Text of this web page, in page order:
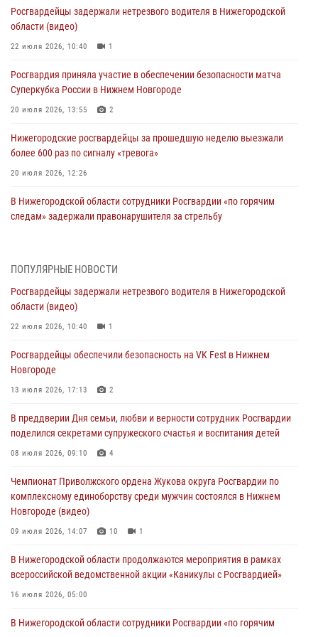
Росгвардейцы задержали нетрезвого водителя в Нижегородской
области (видео)
22 июля 2026, 10:40 1
Росгвардия приняла участие в обеспечении безопасности матча
Суперкубка России в Нижнем Новгороде
20 июля 2026, 13:55 2
Нижегородские росгвардейцы за прошедшую неделю выезжали
более 600 раз по сигналу «тревога»
20 июля 2026, 12:26
В Нижегородской области сотрудники Росгвардии «по горячим
следам» задержали правонарушителя за стрельбу
В Нижегородской области продолжаются мероприятия в рамках
16 июля 2026, 05:00
Росгвардейцы обеспечили безопасность на VK Fest в Нижнем
13 июля 2026, 17:13
Нижегородские росгвардейцы за прошедшую неделю выезжали
13 июля 2026, 06:45
Росгвардейцы предотвратили серию краж в Нижнем Новгороде
ПОПУЛЯРНЫЕ НОВОСТИ
Росгвардейцы задержали нетрезвого водителя в Нижегородской
области (видео)
22 июля 2026, 10:40 1
Росгвардейцы обеспечили безопасность на VK Fest в Нижнем
Новгороде
13 июля 2026, 17:13 2
В преддверии Дня семьи, любви и верности сотрудник Росгвардии
поделился секретами супружеского счастья и воспитания детей
08 июля 2026, 09:10 4
Чемпионат Приволжского ордена Жукова округа Росгвардии по
комплексному единоборству среди мужчин состоялся в Нижнем
Новгороде (видео)
09 июля 2026, 14:07 10 1
В Нижегородской области продолжаются мероприятия в рамках
всероссийской ведомственной акции «Каникулы с Росгвардией»
16 июля 2026, 05:00
В Нижегородской области сотрудники Росгвардии «по горячим